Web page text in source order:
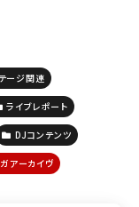
ージ関連
ライブレポート
DJコンテンツ
アーカイヴ